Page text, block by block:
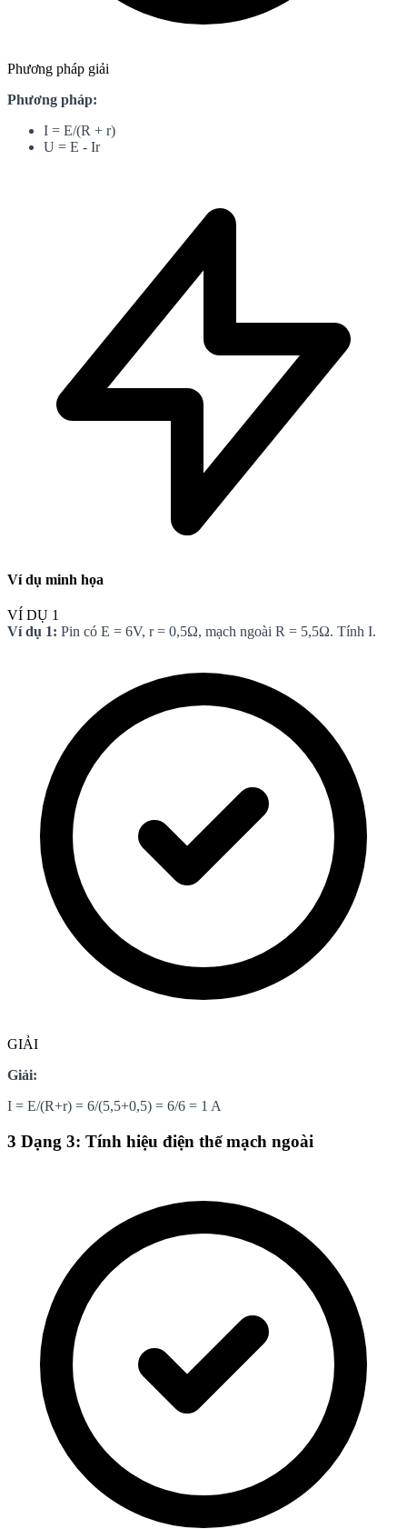
Phương pháp giải
Phương pháp:
I = E/(R + r)
U = E - Ir
Ví dụ minh họa
VÍ DỤ 1
Ví dụ 1: Pin có E = 6V, r = 0,5Ω, mạch ngoài R = 5,5Ω. Tính I.
GIẢI
Giải:
I = E/(R+r) = 6/(5,5+0,5) = 6/6 = 1 A
3 Dạng 3: Tính hiệu điện thế mạch ngoài